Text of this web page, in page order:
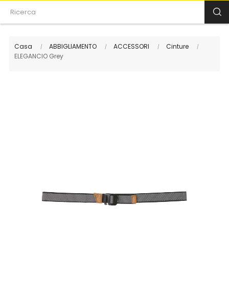
Casa ABBIGLIAMENTO ACCESSORI
Cinture
ELEGANCIO Grey